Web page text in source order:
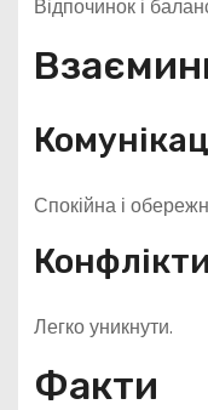
Відпочинок і
Спокійна і
Конфлікти
Легко уникнути.
Факти